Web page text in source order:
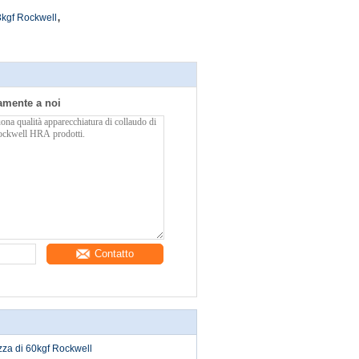
Rockwell ,
a noi
Contatto
di 60kgf Rockwell